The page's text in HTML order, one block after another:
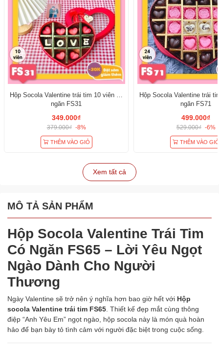
Hộp Socola Valentine trái tim 10 viên có
ngăn FS31
349.000₫
379.000₫ -8%
THÊM VÀO GIỎ
Hộp Socola Valentine trái
ngăn FS71
499.000₫
529.000₫ -6%
THÊM VÀO GIỎ
Xem tất cả
MÔ TẢ SẢN PHẨM
Hộp Socola Valentine Trái Tim
Có Ngăn FS65 – Lời Yêu Ngọt
Ngào Dành Cho Người
Thương
Ngày Valentine sẽ trở nên ý nghĩa hơn bao giờ hết với Hộp
socola Valentine trái tim FS65. Thiết kế đẹp mắt cùng thông
điệp “Anh Yêu Em” ngọt ngào, hộp socola này là món quà hoàn
hảo để bạn bày tỏ tình cảm với người đặc biệt trong cuộc sống.